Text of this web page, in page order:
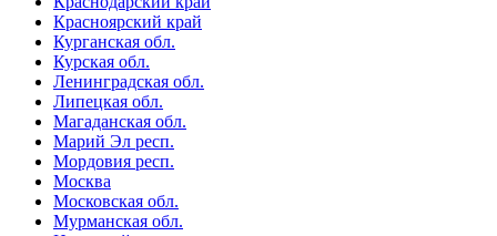
Красноярский край
Курганская обл.
Курская обл.
Ленинградская обл.
Липецкая обл.
Магаданская обл.
Марий Эл респ.
Мордовия респ.
Москва
Московская обл.
Мурманская обл.